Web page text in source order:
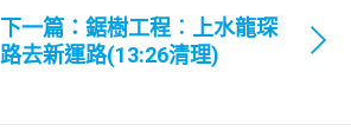
下一篇：鋸樹工程︰上水龍琛
路去新運路(13:26清理)